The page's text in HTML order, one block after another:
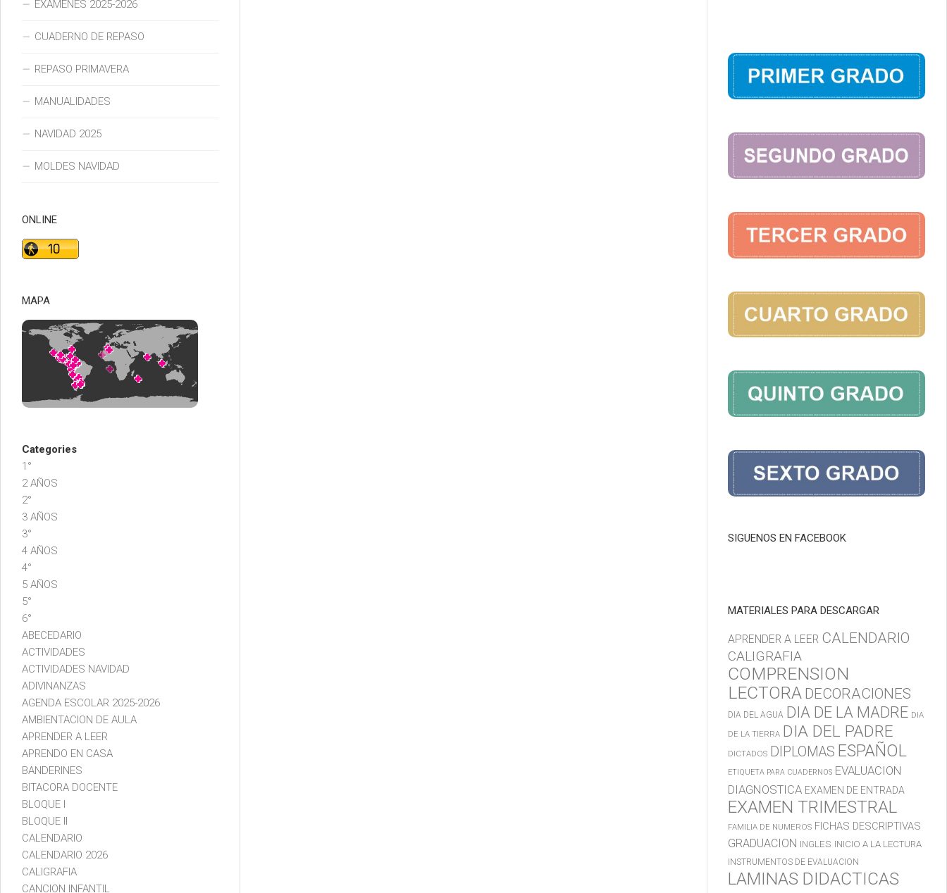
EXAMENES 2025-2026
CUADERNO DE REPASO
REPASO PRIMAVERA
MANUALIDADES
NAVIDAD 2025
MOLDES NAVIDAD
ONLINE
MAPA
Categories
1°
2 AÑOS
2°
3 AÑOS
3°
4 AÑOS
4°
5 AÑOS
5°
6°
ABECEDARIO
ACTIVIDADES
ACTIVIDADES NAVIDAD
ADIVINANZAS
AGENDA ESCOLAR 2025-2026
AMBIENTACION DE AULA
APRENDER A LEER
APRENDO EN CASA
BANDERINES
BITACORA DOCENTE
BLOQUE I
BLOQUE II
CALENDARIO
CALENDARIO 2026
CALIGRAFIA
CANCION INFANTIL
SIGUENOS EN FACEBOOK
MATERIALES PARA DESCARGAR
APRENDER A LEER CALENDARIO
CALIGRAFIA
COMPRENSION
LECTORA DECORACIONES
DIA DEL AGUA DIA DE LA MADRE DIA
DE LA TIERRA DIA DEL PADRE
DICTADOS DIPLOMAS ESPAÑOL
ETIQUETA PARA CUADERNOS EVALUACION
DIAGNOSTICA EXAMEN DE ENTRADA
EXAMEN TRIMESTRAL
FAMILIA DE NUMEROS FICHAS DESCRIPTIVAS
GRADUACION INGLES INICIO A LA LECTURA
INSTRUMENTOS DE EVALUACION
LAMINAS DIDACTICAS